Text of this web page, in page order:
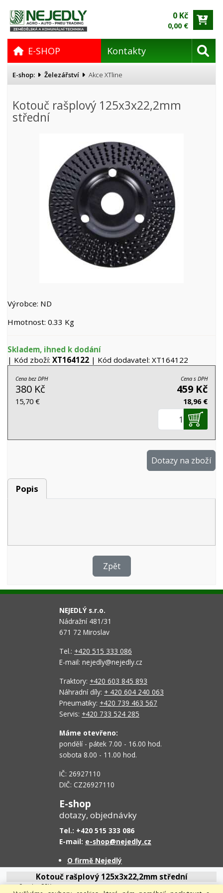
0 Kč
0,00 €
E-SHOP Kontakty
E-shop: Železářství Akce XTline
Kotouč rašplový 125x3x22,2mm
střední
Výrobce: ND
Hmotnost: 0.33 Kg
Skladem, ihned k dodání
| Kód zboží: XT164122 | Kód dodavatel: XT164122
Cena bez DPH
380 Kč
15,70 €
Cena s DPH
459 Kč
18,96 €
Dotazy na zboží
Popis
Zpět
Kotouč rašplový 125x3x22,2mm střední
Cena bez DPH
NEJEDLÝ s.r.o.
Nádražní 481/31
671 72 Miroslav
Tel.: +420 515 333 086
E-mail: nejedly@nejedly.cz
Traktory: +420 603 845 893
Náhradní díly: + 420 604 240 063
Pneumatiky: +420 739 463 567
Servis: +420 733 524 285
Máme otevřeno:
pondělí - pátek 7.00 - 16.00 hod.
sobota 8.00 - 11.00 hod.
IČ: 26927110
DIČ: CZ26927110
E-shop
dotazy, objednávky
Tel.: +420 515 333 086
E-mail: e-shop@nejedly.cz
O firmě Nejedlý
Proč nakoupit u nás
Obchodní podmínky